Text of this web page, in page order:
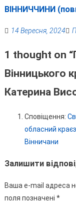
ВІННИЧЧИНИ
14 Вересня, 2024
1 thought on “
Вінницького
Катерина
Сповіщення:
обласний
Вінничани
Залишити
Ваша e-mail адреса
поля позначені *